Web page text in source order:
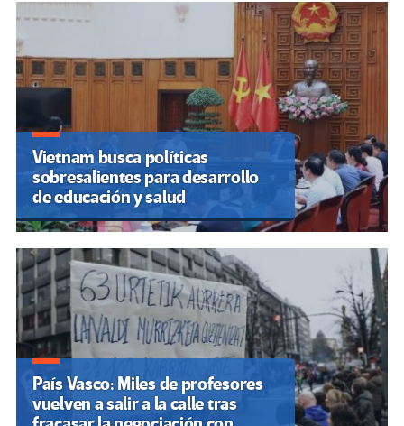
Vietnam busca políticas
sobresalientes para desarrollo
de educación y salud
País Vasco: Miles de profesores
vuelven a salir a la calle tras